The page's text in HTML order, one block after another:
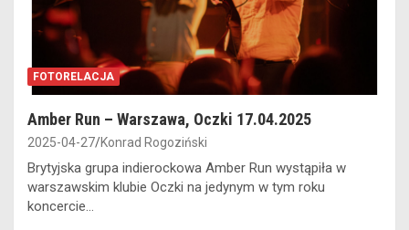
FOTORELACJA
Amber Run – Warszawa, Oczki 17.04.2025
2025-04-27 Konrad Rogoziński
Brytyjska grupa indierockowa Amber Run wystąpiła w
warszawskim klubie Oczki na jedynym w tym roku
koncercie…